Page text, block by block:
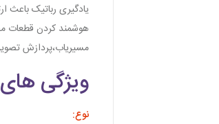
یادگیری رباتیک باعث
هوشمند کردن قطعات
مسیریاب،پردازش
ویژگی های
نوع: